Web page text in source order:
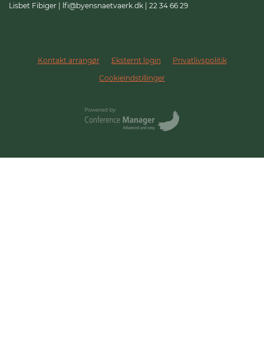
Lisbet Fibiger | lfi@byensnaetvaerk.dk | 22 34 66 29
Kontakt arrangør Eksternt login
Privatlivspolitik
Cookieindstillinger